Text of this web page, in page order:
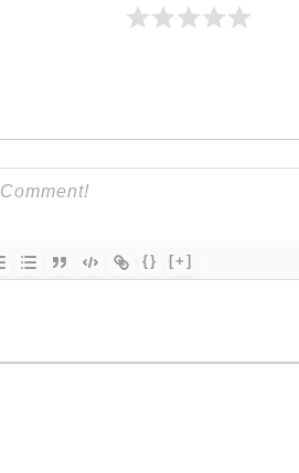
{} [+]